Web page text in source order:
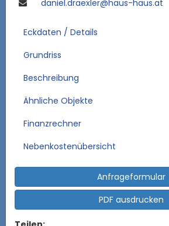
daniel.draexler@haus-haus.at
Eckdaten / Details
Grundriss
Beschreibung
Ähnliche Objekte
Finanzrechner
Nebenkostenübersicht
Anfrageformular
PDF ausdrucken